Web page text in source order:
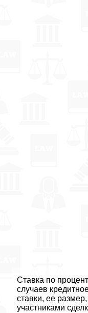
Ставка по
случаев
ставки, ее
участниками